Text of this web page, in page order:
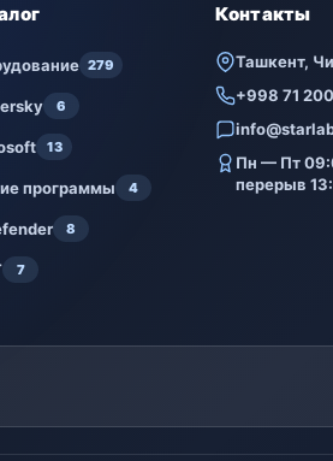
279
6
13
программы 4
8
7
Контакты
Ташкент,
+998 71
Пн — Пт
перерыв